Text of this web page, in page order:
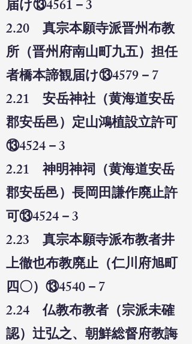
届け⑬4561－3
2.20 真宗本願寺派晋州布教
所（晋州府南山町九五）担任
者橋本諦観届け⑬4579－7
2.21 安岳神社（黄海道安岳
郡安岳邑）定山鴻植設立許可
⑬4524－3
2.21 神明神祠（黄海道安岳
郡安岳邑）長岡田謙作廃止許
可⑬4524－3
2.23 真宗本願寺派布教者井
上徹也布教廃止（仁川府旭町
四〇）⑬4540－7
2.24 仏教布教者（宗派未確
認）辻弘之、朝鮮総督府教誨